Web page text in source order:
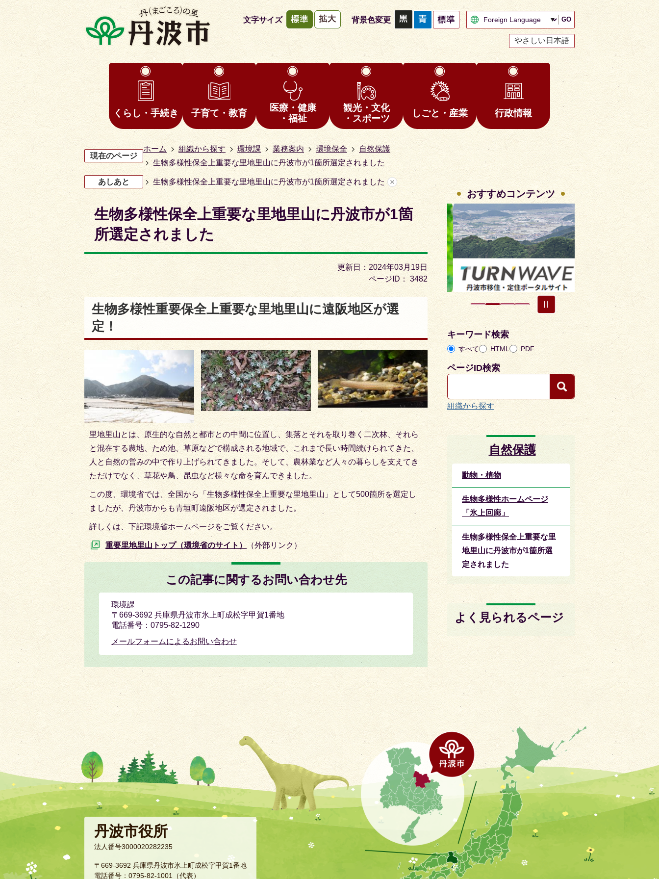
文字サイズ 背景色変更 GO
やさしい日本語
くらし・手続き 子育て・教育
医療・健康
・福祉
観光・文化
・スポーツ
しごと・産業 行政情報
現在のページ
ホーム 組織から探す 環境課 業務案内 環境保全
自然保護
生物多様性保全上重要な里地里山に丹波市が1箇所選定されました
あしあと 生物多様性保全上重要な里地里山に丹波市が1箇所選定されました
生物多様性保全上重要な里地里山に丹波市が1箇
所選定されました
更新日：2024年03月19日
ページID：
3482
生物多様性重要保全上重要な里地里山に遠阪地区が選
定！
里地里山とは、原生的な自然と都市との中間に位置し、集落とそれを取り巻く二次林、それら
と混在する農地、ため池、草原などで構成される地域で、これまで長い時間続けられてきた、
人と自然の営みの中で作り上げられてきました。そして、農林業など人々の暮らしを支えてき
ただけでなく、草花や鳥、昆虫など様々な命を育んできました。
この度、環境省では、全国から「生物多様性保全上重要な里地里山」として500箇所を選定し
ましたが、丹波市からも青垣町遠阪地区が選定されました。
詳しくは、下記環境省ホームページをご覧ください。
重要里地里山トップ（環境省のサイト） （外部リンク）
この記事に関するお問い合わせ先
環境課
〒669-3692 兵庫県丹波市氷上町成松字甲賀1番地
電話番号：0795-82-1290
メールフォームによるお問い合わせ
おすすめコンテンツ
枚
ス
4
枚
目
の
ス
ド
1
の
ド
2
枚
目
の
ス
ラ
イ
3
枚
目
ラ
キーワード検索
すべて HTML PDF
ページID検索
組織から探す
自然保護
動物・植物
生物多様性ホームページ
「氷上回廊」
生物多様性保全上重要な里
地里山に丹波市が1箇所選
定されました
よく見られるページ
丹波市役所
法人番号3000020282235
〒669-3692 兵庫県丹波市氷上町成松字甲賀1番地
電話番号：0795-82-1001（代表）